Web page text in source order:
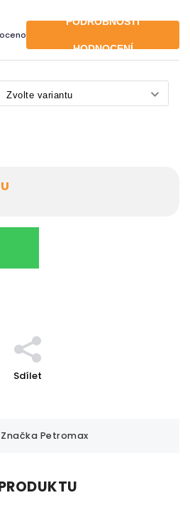
PODROBNOSTI
HODNOCENÍ
Sdílet
Značka Petromax